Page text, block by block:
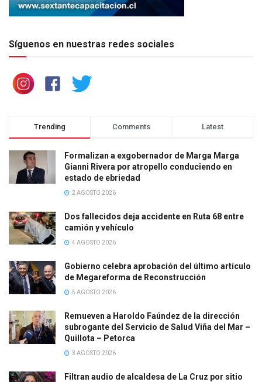
Síguenos en nuestras redes sociales
Trending Comments Latest
Formalizan a exgobernador de Marga Marga
Gianni Rivera por atropello conduciendo en
estado de ebriedad
2 AGOSTO 2026
Dos fallecidos deja accidente en Ruta 68 entre
camión y vehículo
4 AGOSTO 2026
Gobierno celebra aprobación del último artículo
de Megareforma de Reconstrucción
5 AGOSTO 2026
Remueven a Haroldo Faúndez de la dirección
subrogante del Servicio de Salud Viña del Mar –
Quillota – Petorca
3 AGOSTO 2026
Filtran audio de alcaldesa de La Cruz por sitio